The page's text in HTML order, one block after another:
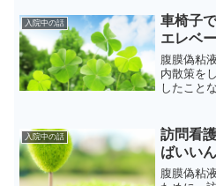
入院中の話
車椅子
エレベ
腹膜偽粘
内散策を
したこと
入院中の話
訪問看
ばいい
腹膜偽粘